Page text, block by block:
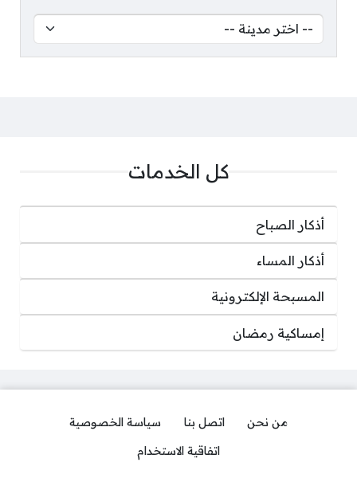
كل الخدمات
أذكار الصباح
أذكار المساء
المسبحة الإلكترونية
إمساكية رمضان
من نحن اتصل بنا
سياسة الخصوصية
اتفاقية الاستخدام